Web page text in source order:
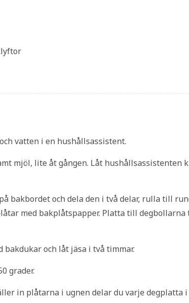
vatten i en hushållsassistent.
mjöl, lite åt gången. Låt hushållsassistenten
bakbordet och dela den i två delar, rulla till
med bakplåtspapper. Platta till
bakdukar och låt jäsa i två timmar.
grader.
in plåtarna i ugnen delar du varje degplatta i